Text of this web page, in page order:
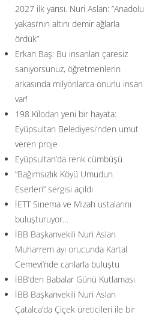
2027 ilk yarısı. Nuri Aslan: ”Anadolu
yakası’nın altını demir ağlarla
ördük”
Erkan Baş: Bu insanları çaresiz
sanıyorsunuz, öğretmenlerin
arkasında milyonlarca onurlu insan
var!
198 Kilodan yeni bir hayata:
Eyüpsultan Belediyesi’nden umut
veren proje
Eyüpsultan’da renk cümbüşü
“Bağımsızlık Köyü Umudun
Eserleri” sergisi açıldı
İETT Sinema ve Mizah ustalarını
buluşturuyor…
İBB Başkanvekili Nuri Aslan
Muharrem ayı orucunda Kartal
Cemevi’nde canlarla buluştu
İBB’den Babalar Günü Kutlaması
İBB Başkanvekili Nuri Aslan
Çatalca’da Çiçek üreticileri ile bir